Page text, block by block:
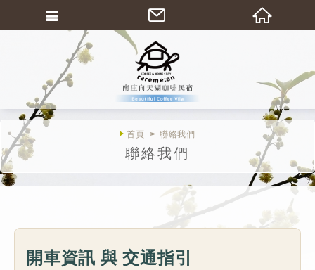
首頁 聯絡我們
聯絡我們
開車資訊 與 交通指引
繁體中文